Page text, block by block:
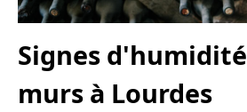
Signes
murs à Lourdes